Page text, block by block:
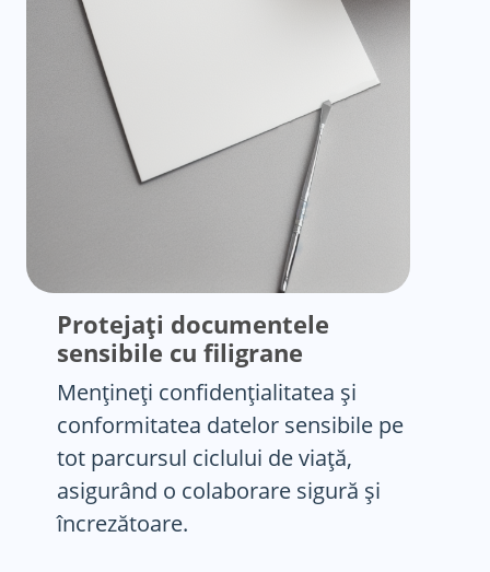
Protejați documentele
sensibile cu filigrane
Mențineți confidențialitatea și
conformitatea datelor sensibile pe
tot parcursul ciclului de viață,
asigurând o colaborare sigură și
încrezătoare.